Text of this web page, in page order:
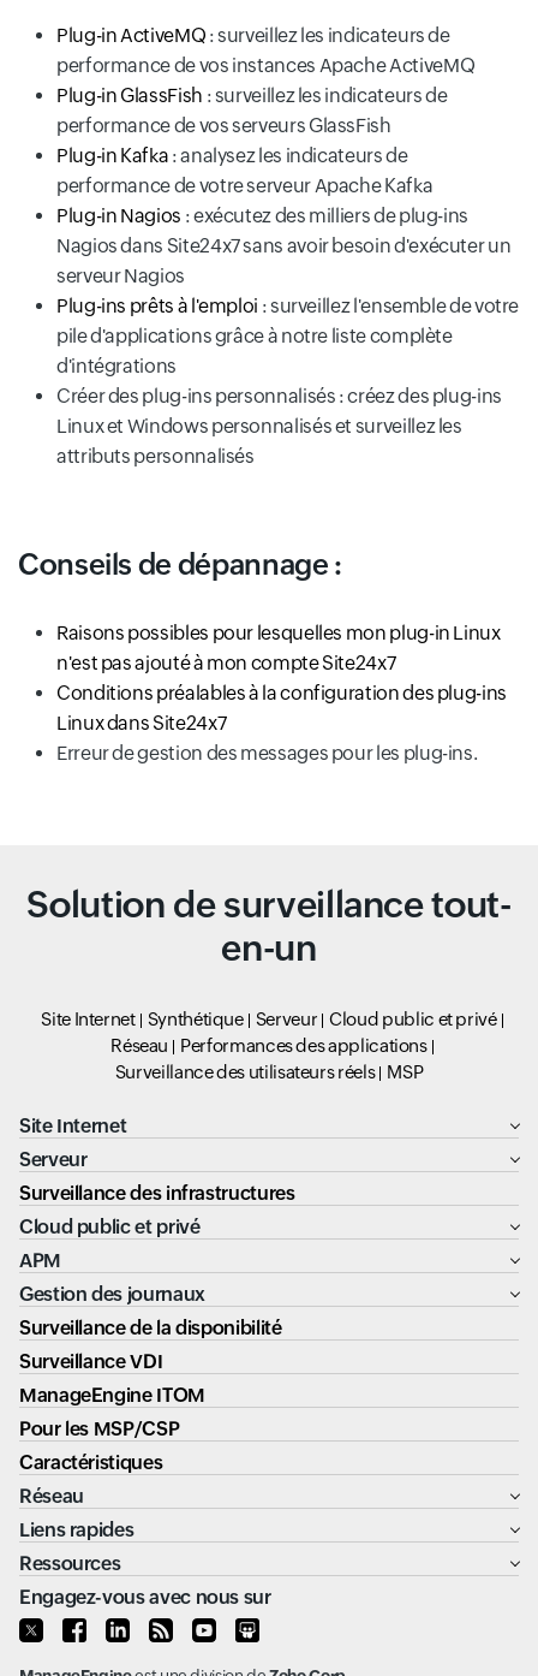
Plug-in ActiveMQ : surveillez les indicateurs de
performance de vos instances Apache ActiveMQ
Plug-in GlassFish : surveillez les indicateurs de
performance de vos serveurs GlassFish
Plug-in Kafka : analysez les indicateurs de
performance de votre serveur Apache Kafka
Plug-in Nagios : exécutez des milliers de plug-ins
Nagios dans Site24x7 sans avoir besoin d'exécuter un
serveur Nagios
Plug-ins prêts à l'emploi : surveillez l'ensemble de votre
pile d'applications grâce à notre liste complète
d'intégrations
Créer des plug-ins personnalisés : créez des plug-ins
Linux et Windows personnalisés et surveillez les
attributs personnalisés
Conseils de dépannage :
Raisons possibles pour lesquelles mon plug-in Linux
n'est pas ajouté à mon compte Site24x7
Conditions préalables à la configuration des plug-ins
Linux dans Site24x7
Erreur de gestion des messages pour les plug-ins.
Solution de surveillance tout-
en-un
Site Internet Synthétique Serveur
Cloud public et privé
Réseau
Performances des applications
Surveillance des utilisateurs réels
MSP
Site Internet
Serveur
Surveillance des infrastructures
Cloud public et privé
APM
Gestion des journaux
Surveillance de la disponibilité
Surveillance VDI
ManageEngine ITOM
Pour les MSP/CSP
Caractéristiques
Réseau
Liens rapides
Ressources
Engagez-vous avec nous sur